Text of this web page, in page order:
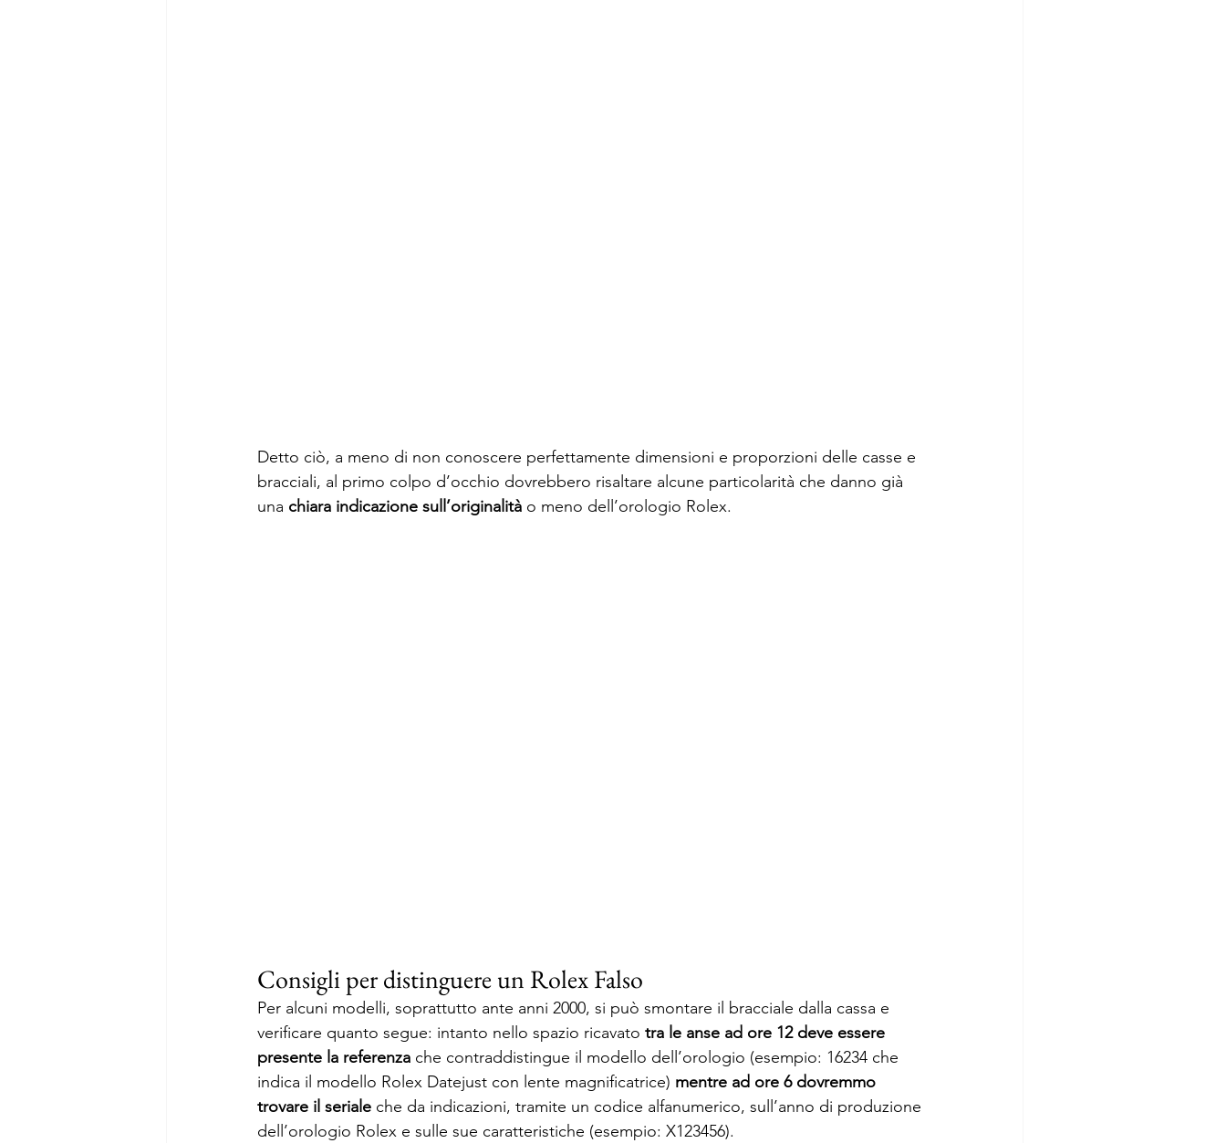
Detto ciò, a meno di non conoscere perfettamente dimensioni e proporzioni delle casse e
bracciali, al primo colpo d’occhio dovrebbero risaltare alcune particolarità che danno già
una chiara indicazione sull’originalità o meno dell’orologio Rolex.
Consigli per distinguere un Rolex Falso
Per alcuni modelli, soprattutto ante anni 2000, si può smontare il bracciale dalla cassa e
verificare quanto segue: intanto nello spazio ricavato tra le anse ad ore 12 deve essere
presente la referenza che contraddistingue il modello dell’orologio (esempio: 16234 che
indica il modello Rolex Datejust con lente magnificatrice) mentre ad ore 6 dovremmo
trovare il seriale che da indicazioni, tramite un codice alfanumerico, sull’anno di produzione
dell’orologio Rolex e sulle sue caratteristiche (esempio: X123456).